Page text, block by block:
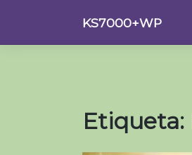
contenido
KS7000+WP
Etiqueta: